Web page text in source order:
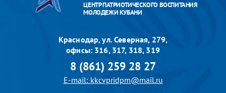
ЦЕНТР ПАТРИОТИЧЕСКОГО ВОСПИТАНИЯ
МОЛОДЕЖИ КУБАНИ
Краснодар, ул. Северная, 279,
офисы: 316, 317, 318, 319
8 (861) 259 28 27
E-mail: kkcvpridpm@mail.ru